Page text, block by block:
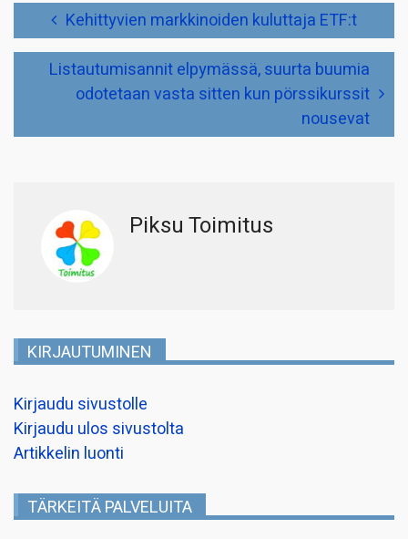
ArtikkelienKehittyvien markkinoiden kuluttaja ETF:t
Listautumisannit elpymässä, suurta buumia
odotetaan vasta sitten kun pörssikurssit
nousevat
Piksu Toimitus
KIRJAUTUMINEN
Kirjaudu sivustolle
Kirjaudu ulos sivustolta
Artikkelin luonti
TÄRKEITÄ PALVELUITA